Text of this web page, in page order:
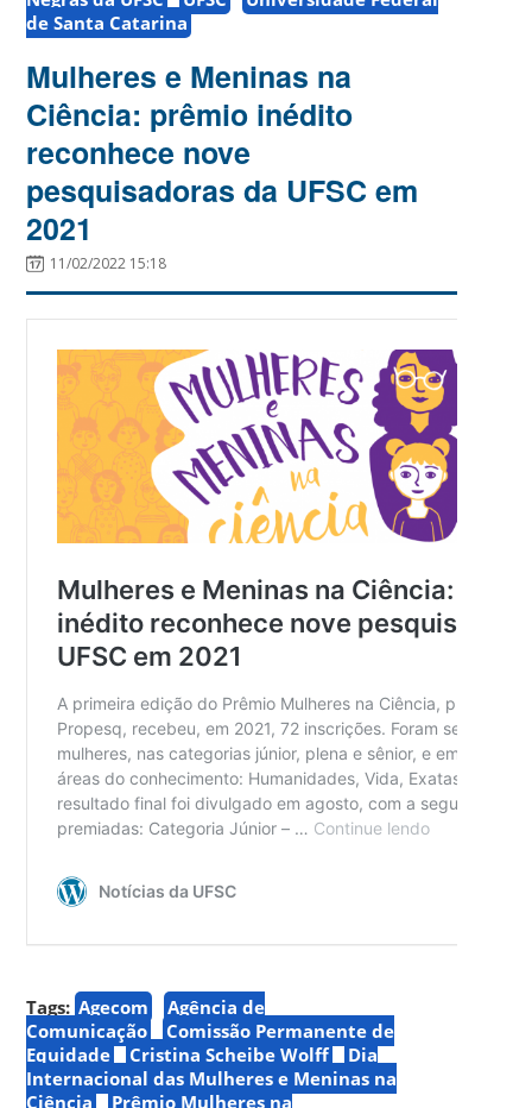
de Santa Catarina
Mulheres e Meninas na
Ciência: prêmio inédito
reconhece nove
pesquisadoras da UFSC em
2021
11/02/2022 15:18
Tags: Agecom
Agência de
Comunicação
Comissão Permanente de
Equidade
Cristina Scheibe Wolff
Dia
Internacional das Mulheres e Meninas na
Ciência
Prêmio Mulheres na